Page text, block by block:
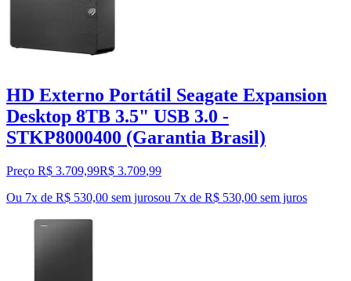
HD Externo Portátil Seagate Expansion
Desktop 8TB 3.5" USB 3.0 -
STKP8000400 (Garantia Brasil)
Preço R$ 3.709,99R$ 3.709,99
Ou 7x de R$ 530,00 sem jurosou 7x de R$ 530,00 sem juros